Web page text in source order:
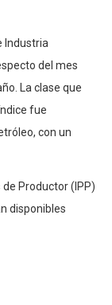
Industria
del mes
La clase que
fue
con un
de Productor (IPP)
disponibles